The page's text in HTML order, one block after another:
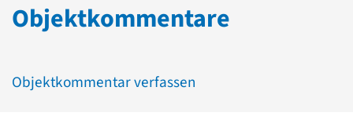
Objektkommentare
Objektkommentar verfassen